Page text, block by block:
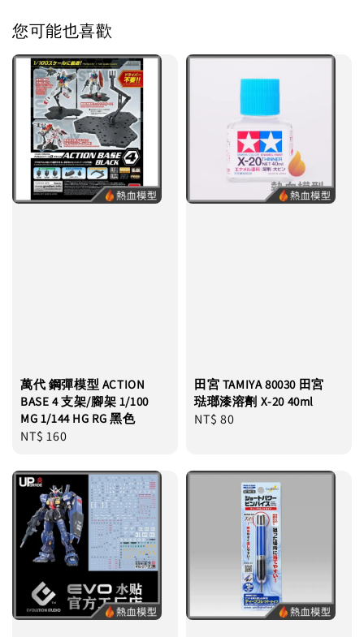
您可能也喜歡
萬代 鋼彈模型 ACTION
BASE 4 支架/腳架 1/100
MG 1/144 HG RG 黑色
Regular
NT$ 160
田宮 TAMIYA 80030 田宮
琺瑯漆溶劑 X-20 40ml
Regular
NT$ 80